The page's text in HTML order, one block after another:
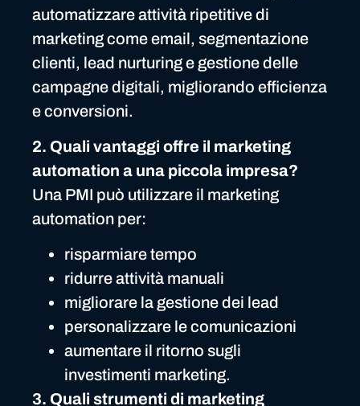
automatizzare attività ripetitive di
marketing come email, segmentazione
clienti, lead nurturing e gestione delle
campagne digitali, migliorando efficienza
e conversioni.
2. Quali vantaggi offre il marketing
automation a una piccola impresa?
Una PMI può utilizzare il marketing
automation per:
risparmiare tempo
ridurre attività manuali
migliorare la gestione dei lead
personalizzare le comunicazioni
aumentare il ritorno sugli
investimenti marketing.
3. Quali strumenti di marketing